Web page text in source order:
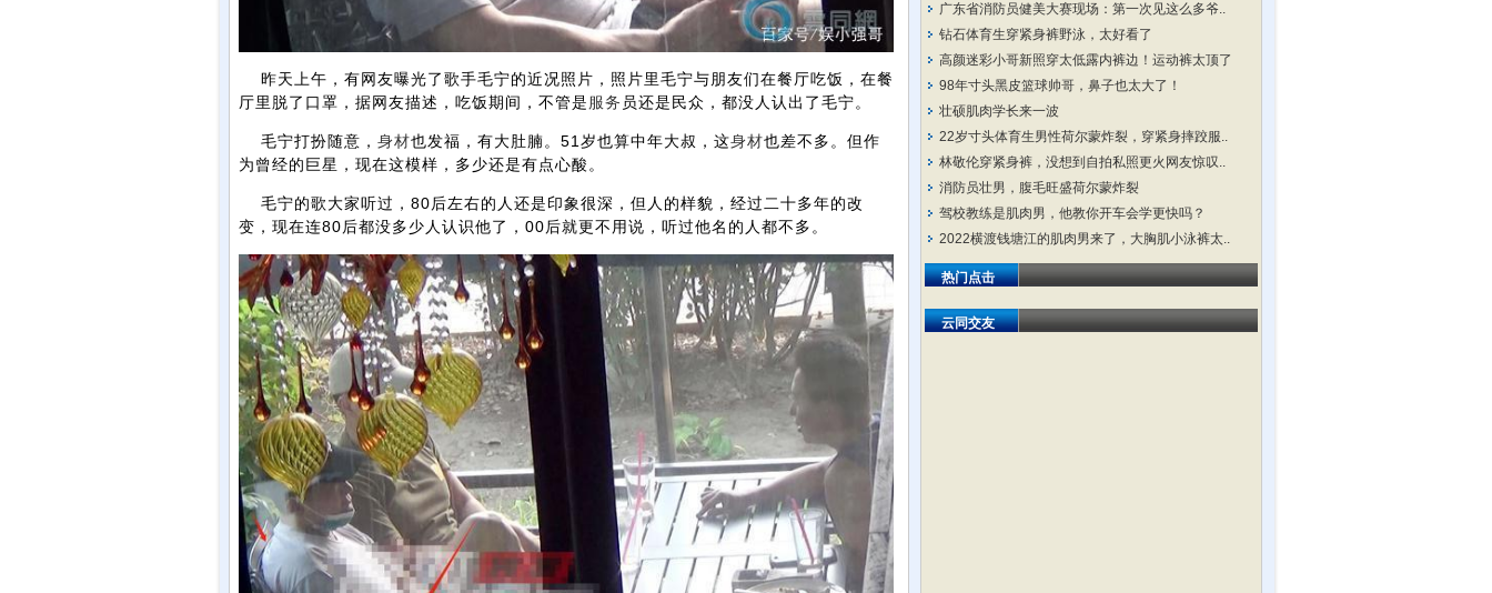
昨天上午，有网友曝光了歌手毛宁的近况照片，照片里毛宁与朋友们在餐厅吃饭，在餐
厅里脱了口罩，据网友描述，吃饭期间，不管是服务 员还是民众，都没人认出了毛宁。
毛宁打扮随意， 身材也发福，有大肚腩。51岁也算中年大叔，这身材也差不多。但作
为曾经的巨星，现在这模样，多少还是有点心酸。
毛宁的歌大家听过，80后左右的人还是印象很深，但人的样貌，经过二十多年的改
变，现在连80后都没多少人认识他了，00后就更不用说，听过他名的人都不多。
广东省消防员健美大赛现场：第一次见这么多爷..
钻石体育生穿紧身裤野泳，太好看了
高颜迷彩小哥新照穿太低露内裤边！运动裤太顶了
98年寸头黑皮篮球帅哥，鼻子也太大了！
壮硕肌肉学长来一波
22岁寸头体育生男性荷尔蒙炸裂，穿紧身摔跤服..
林敬伦穿紧身裤，没想到自拍私照更火网友惊叹..
消防员壮男，腹毛旺盛荷尔蒙炸裂
驾校教练是肌肉男，他教你开车会学更快吗？
2022横渡钱塘江的肌肉男来了，大胸肌小泳裤太..
热门点击
云同交友